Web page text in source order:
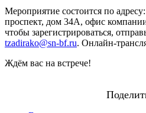
Мероприятие состоится по
проспект, дом 34А, офис
чтобы зарегистрироваться,
tzadirako@sn-bf.ru. Онлайн-
Ждём вас на встрече!